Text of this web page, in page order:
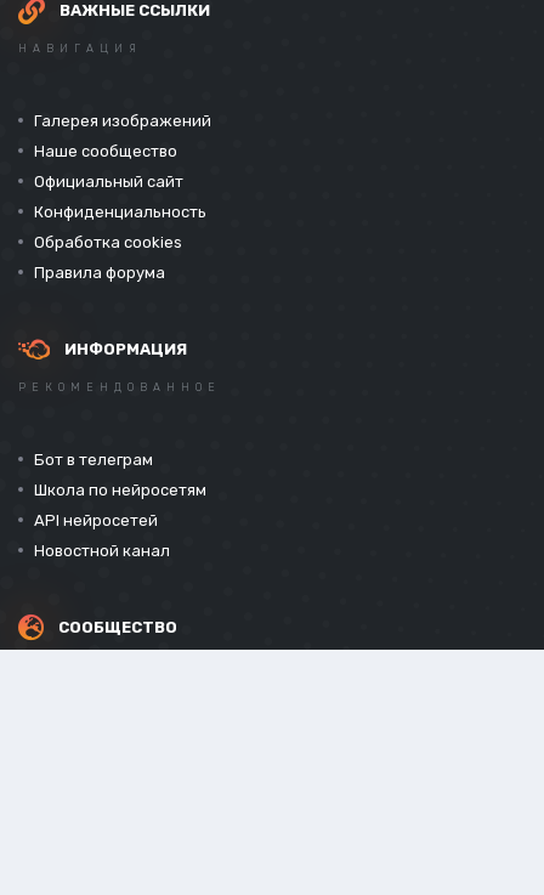
ВАЖНЫЕ ССЫЛКИ
НАВИГАЦИЯ
Галерея изображений
Наше сообщество
Официальный сайт
Конфиденциальность
Обработка cookies
Правила форума
ИНФОРМАЦИЯ
РЕКОМЕНДОВАННОЕ
Бот в телеграм
Школа по нейросетям
API нейросетей
Новостной канал
СООБЩЕСТВО